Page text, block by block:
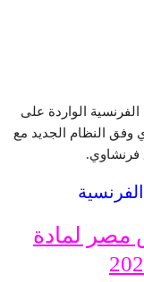
الواردة على
الثانوي وفق النظام الجديد مع
فرنشاوي.
مصر لمادة